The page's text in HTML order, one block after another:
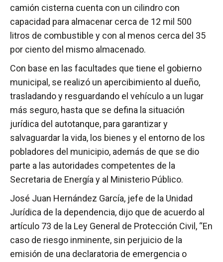
camión cisterna cuenta con un cilindro con
capacidad para almacenar cerca de 12 mil 500
litros de combustible y con al menos cerca del 35
por ciento del mismo almacenado.
Con base en las facultades que tiene el gobierno
municipal, se realizó un apercibimiento al dueño,
trasladando y resguardando el vehículo a un lugar
más seguro, hasta que se defina la situación
jurídica del autotanque, para garantizar y
salvaguardar la vida, los bienes y el entorno de los
pobladores del municipio, además de que se dio
parte a las autoridades competentes de la
Secretaria de Energía y al Ministerio Público.
José Juan Hernández García, jefe de la Unidad
Jurídica de la dependencia, dijo que de acuerdo al
artículo 73 de la Ley General de Protección Civil, “En
caso de riesgo inminente, sin perjuicio de la
emisión de una declaratoria de emergencia o